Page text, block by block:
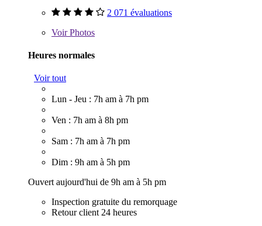
2 071 évaluations
VoirPhotos
Heures normales
Voir tout
Lun - Jeu : 7h am à 7h pm
Ven : 7h am à 8h pm
Sam : 7h am à 7h pm
Dim : 9h am à 5h pm
Ouvert aujourd'hui de 9h am à 5h pm
Inspection gratuite du remorquage
Retour client 24 heures